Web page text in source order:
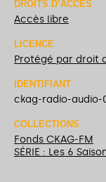
DROITS D’ACCÈS
Accès libre
LICENCE
Protégé par droit
IDENTIFIANT
ckag-radio-audio-
COLLECTIONS
Fonds CKAG-FM
SÉRIE : Les 6